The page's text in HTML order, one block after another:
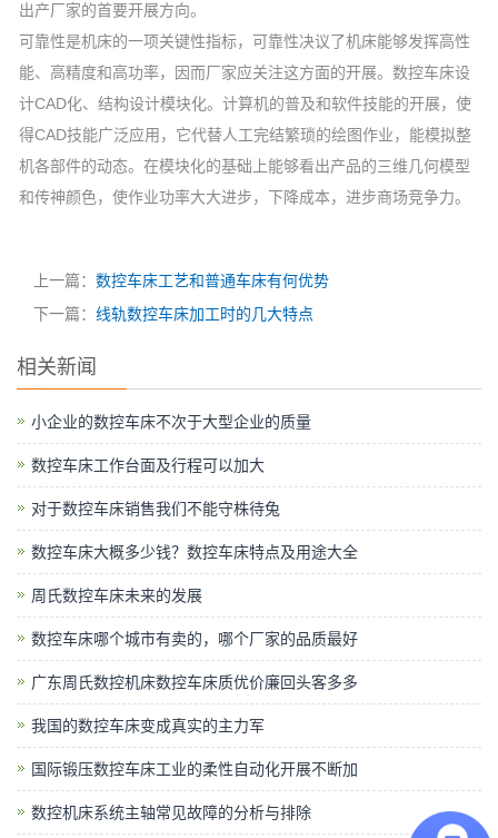
出产厂家的首要开展方向。
可靠性是机床的一项关键性指标，可靠性决议了机床能够发挥高性
能、高精度和高功率，因而厂家应关注这方面的开展。数控车床设
计CAD化、结构设计模块化。计算机的普及和软件技能的开展，使
得CAD技能广泛应用，它代替人工完结繁琐的绘图作业，能模拟整
机各部件的动态。在模块化的基础上能够看出产品的三维几何模型
和传神颜色，使作业功率大大进步，下降成本，进步商场竞争力。
上一篇： 数控车床工艺和普通车床有何优势
下一篇： 线轨数控车床加工时的几大特点
相关新闻
小企业的数控车床不次于大型企业的质量
数控车床工作台面及行程可以加大
对于数控车床销售我们不能守株待兔
数控车床大概多少钱？数控车床特点及用途大全
周氏数控车床未来的发展
数控车床哪个城市有卖的，哪个厂家的品质最好
广东周氏数控机床数控车床质优价廉回头客多多
我国的数控车床变成真实的主力军
国际锻压数控车床工业的柔性自动化开展不断加
数控机床系统主轴常见故障的分析与排除